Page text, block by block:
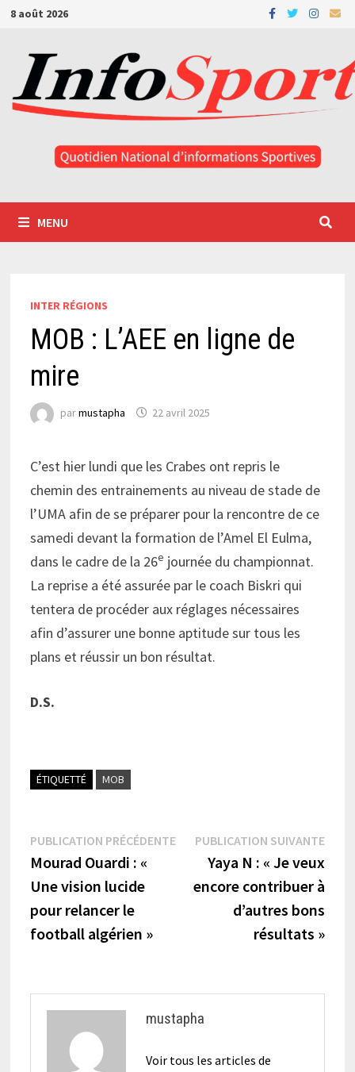
Passer
contenu
8 août 2026
MENU
INTER RÉGIONS
MOB : L’AEE en ligne de
mire
parmustapha 22 avril 2025
C’est hier lundi que les Crabes ont repris le
chemin des entrainements au niveau de stade de
l’UMA afin de se préparer pour la rencontre de ce
samedi devant la formation de l’Amel El Eulma,
dans le cadre de la 26e journée du championnat.
La reprise a été assurée par le coach Biskri qui
tentera de procéder aux réglages nécessaires
afin d’assurer une bonne aptitude sur tous les
plans et réussir un bon résultat.
D.S.
ÉTIQUETTÉ MOB
Navigation
de
l’article
PUBLICATION PRÉCÉDENTEPublication
précédente :
Mourad Ouardi : «
Une vision lucide
pour relancer le
football algérien »
PUBLICATION SUIVANTE
Yaya N : « Je veux
encore contribuer à
d’autres bons
résultats »
mustapha
Voir tous les articles de